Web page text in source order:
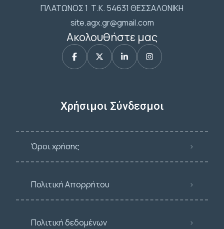
ΠΛΑΤΩΝΟΣ 1 Τ.Κ. 54631 ΘΕΣΣΑΛΟΝΙΚΗ
site.agx.gr@gmail.com
Ακολουθήστε μας
Χρήσιμοι Σύνδεσμοι
Όροι χρήσης
Πολιτική Απορρήτου
Πολιτική δεδομένων